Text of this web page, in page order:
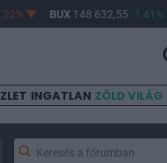
BUX 148 632,55 1,41%
INGATLAN ZÖLD VILÁG